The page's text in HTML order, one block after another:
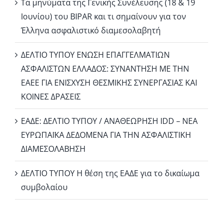
Τα μηνύματα της Γενικής Συνέλευσης (18 & 19
Ιουνίου) του BIPAR και τι σημαίνουν για τον
Έλληνα ασφαλιστικό διαμεσολαβητή
ΔΕΛΤΙΟ ΤΥΠΟΥ ΕΝΩΣΗ ΕΠΑΓΓΕΛΜΑΤΙΩΝ
ΑΣΦΑΛΙΣΤΩΝ ΕΛΛΑΔΟΣ: ΣΥΝΑΝΤΗΣΗ ΜΕ ΤΗΝ
ΕΑΕΕ ΓΙΑ ΕΝΙΣΧΥΣΗ ΘΕΣΜΙΚΗΣ ΣΥΝΕΡΓΑΣΙΑΣ ΚΑΙ
ΚΟΙΝΕΣ ΔΡΑΣΕΙΣ
EΑΔΕ: ΔΕΛΤΙΟ ΤΥΠΟΥ / ΑΝΑΘΕΩΡΗΣΗ IDD – ΝΕΑ
ΕΥΡΩΠΑΪΚΑ ΔΕΔΟΜΕΝΑ ΓΙΑ ΤΗΝ ΑΣΦΑΛΙΣΤΙΚΗ
ΔΙΑΜΕΣΟΛΑΒΗΣΗ
ΔΕΛΤΙΟ ΤΥΠΟΥ Η θέση της ΕΑΔΕ για το δικαίωμα
συμβολαίου